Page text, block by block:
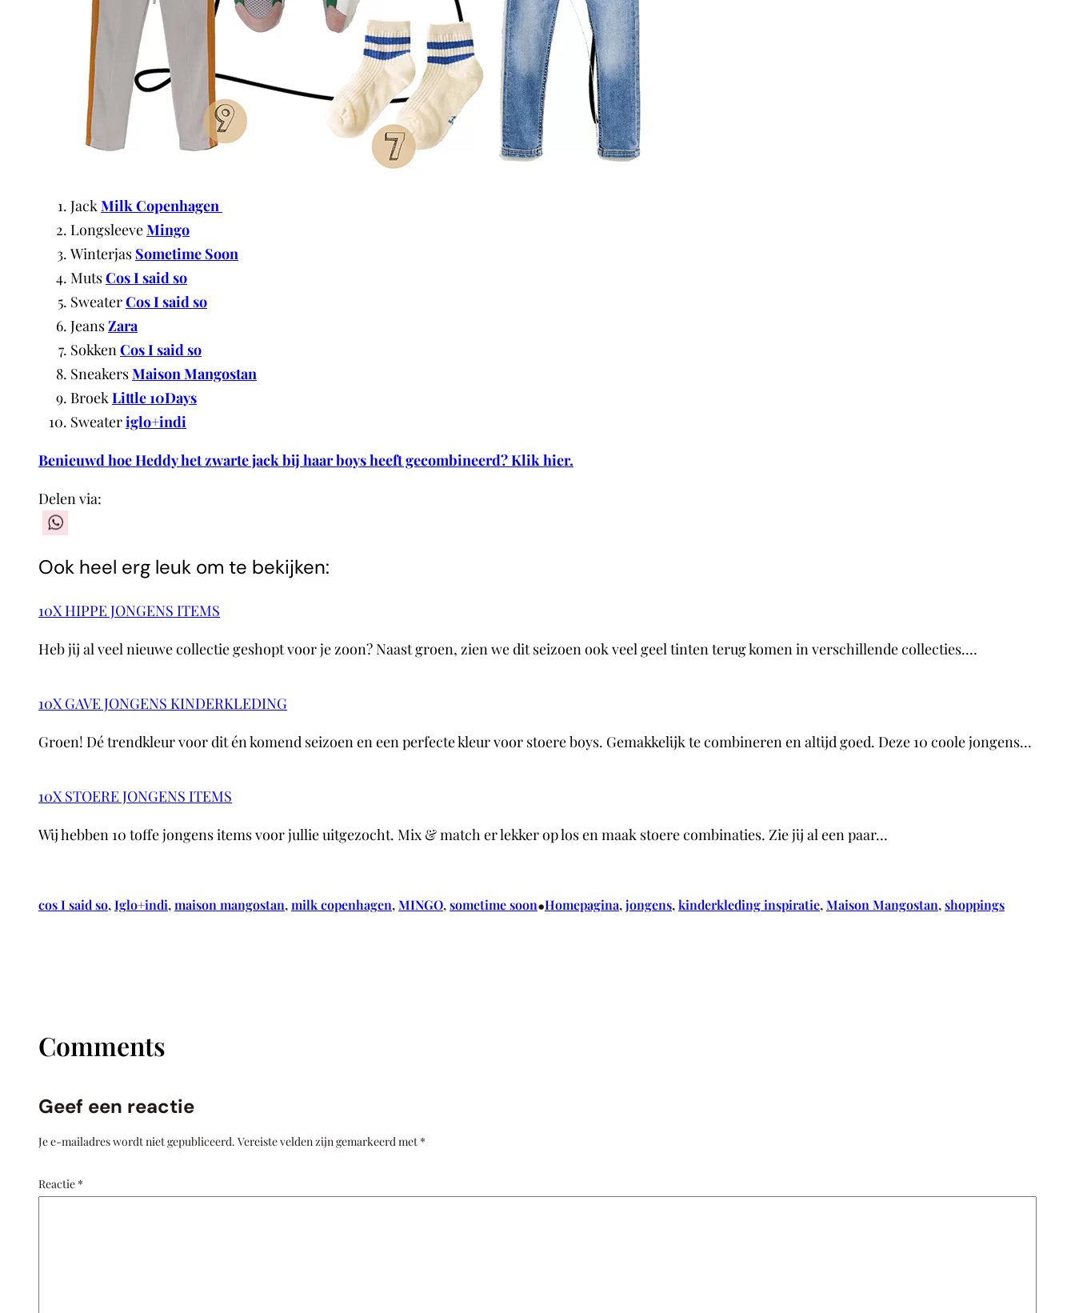
Jack Milk Copenhagen
LongsleeveMingo
Winterjas Sometime Soon
MutsCos I said so
SweaterCos I said so
JeansZara
Sokken Cos I said so
SneakersMaison Mangostan
Broek Little 10Days
Sweateriglo+indi
Benieuwd hoe Heddy het zwarte jack bij haar boys heeft gecombineerd? Klik hier.
Delen via:
Ook heel erg leuk om te bekijken:
10X HIPPE JONGENS ITEMS
Heb jij al veel nieuwe collectie geshopt voor je zoon? Naast groen, zien we dit seizoen ook veel geel tinten terug komen in verschillende collecties.…
10X GAVE JONGENS KINDERKLEDING
Groen! Dé trendkleur voor dit én komend seizoen en een perfecte kleur voor stoere boys. Gemakkelijk te combineren en altijd goed. Deze 10 coole jongens…
10X STOERE JONGENS ITEMS
Wij hebben 10 toffe jongens items voor jullie uitgezocht. Mix & match er lekker op los en maak stoere combinaties. Zie jij al een paar…
cos I said so, Iglo+indi, maison mangostan, milk copenhagen, MINGO, sometime soon•Homepagina, jongens, kinderkleding inspiratie, Maison Mangostan, shoppings
Comments
Geef een reactie
Je e-mailadres wordt niet gepubliceerd. Vereiste velden zijn gemarkeerd met *
Reactie *